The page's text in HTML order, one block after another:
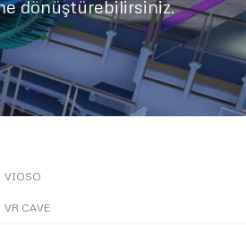
dönüştürebilirsiniz.
VIOSO
VR CAVE